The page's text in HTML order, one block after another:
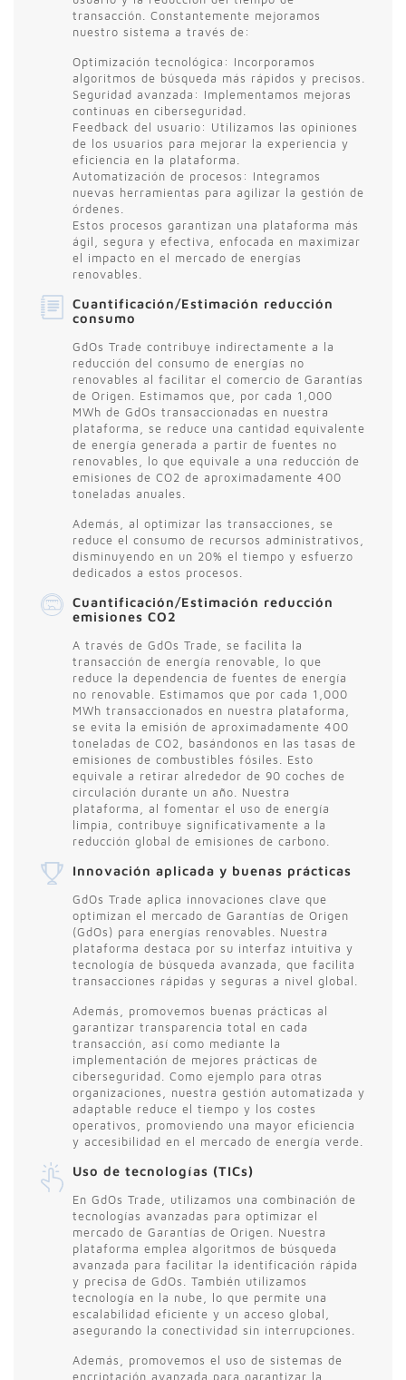
transacción. Constantemente mejoramos
nuestro sistema a través de:
Optimización tecnológica: Incorporamos
algoritmos de búsqueda más rápidos y precisos.
Seguridad avanzada: Implementamos mejoras
continuas en ciberseguridad.
Feedback del usuario: Utilizamos las opiniones
de los usuarios para mejorar la experiencia y
eficiencia en la plataforma.
Automatización de procesos: Integramos
nuevas herramientas para agilizar la gestión de
órdenes.
Estos procesos garantizan una plataforma más
ágil, segura y efectiva, enfocada en maximizar
el impacto en el mercado de energías
renovables.
Cuantificación/Estimación reducción
consumo
GdOs Trade contribuye indirectamente a la
reducción del consumo de energías no
renovables al facilitar el comercio de Garantías
de Origen. Estimamos que, por cada 1,000
MWh de GdOs transaccionadas en nuestra
plataforma, se reduce una cantidad equivalente
de energía generada a partir de fuentes no
renovables, lo que equivale a una reducción de
emisiones de CO2 de aproximadamente 400
toneladas anuales.
Además, al optimizar las transacciones, se
reduce el consumo de recursos administrativos,
disminuyendo en un 20% el tiempo y esfuerzo
dedicados a estos procesos.
Cuantificación/Estimación reducción
emisiones CO2
A través de GdOs Trade, se facilita la
transacción de energía renovable, lo que
reduce la dependencia de fuentes de energía
no renovable. Estimamos que por cada 1,000
MWh transaccionados en nuestra plataforma,
se evita la emisión de aproximadamente 400
toneladas de CO2, basándonos en las tasas de
emisiones de combustibles fósiles. Esto
equivale a retirar alrededor de 90 coches de
circulación durante un año. Nuestra
plataforma, al fomentar el uso de energía
limpia, contribuye significativamente a la
reducción global de emisiones de carbono.
Innovación aplicada y buenas prácticas
GdOs Trade aplica innovaciones clave que
optimizan el mercado de Garantías de Origen
(GdOs) para energías renovables. Nuestra
plataforma destaca por su interfaz intuitiva y
tecnología de búsqueda avanzada, que facilita
transacciones rápidas y seguras a nivel global.
Además, promovemos buenas prácticas al
garantizar transparencia total en cada
transacción, así como mediante la
implementación de mejores prácticas de
ciberseguridad. Como ejemplo para otras
organizaciones, nuestra gestión automatizada y
adaptable reduce el tiempo y los costes
operativos, promoviendo una mayor eficiencia
y accesibilidad en el mercado de energía verde.
Uso de tecnologías (TICs)
En GdOs Trade, utilizamos una combinación de
tecnologías avanzadas para optimizar el
mercado de Garantías de Origen. Nuestra
plataforma emplea algoritmos de búsqueda
avanzada para facilitar la identificación rápida
y precisa de GdOs. También utilizamos
tecnología en la nube, lo que permite una
escalabilidad eficiente y un acceso global,
asegurando la conectividad sin interrupciones.
Además, promovemos el uso de sistemas de
encriptación avanzada para garantizar la